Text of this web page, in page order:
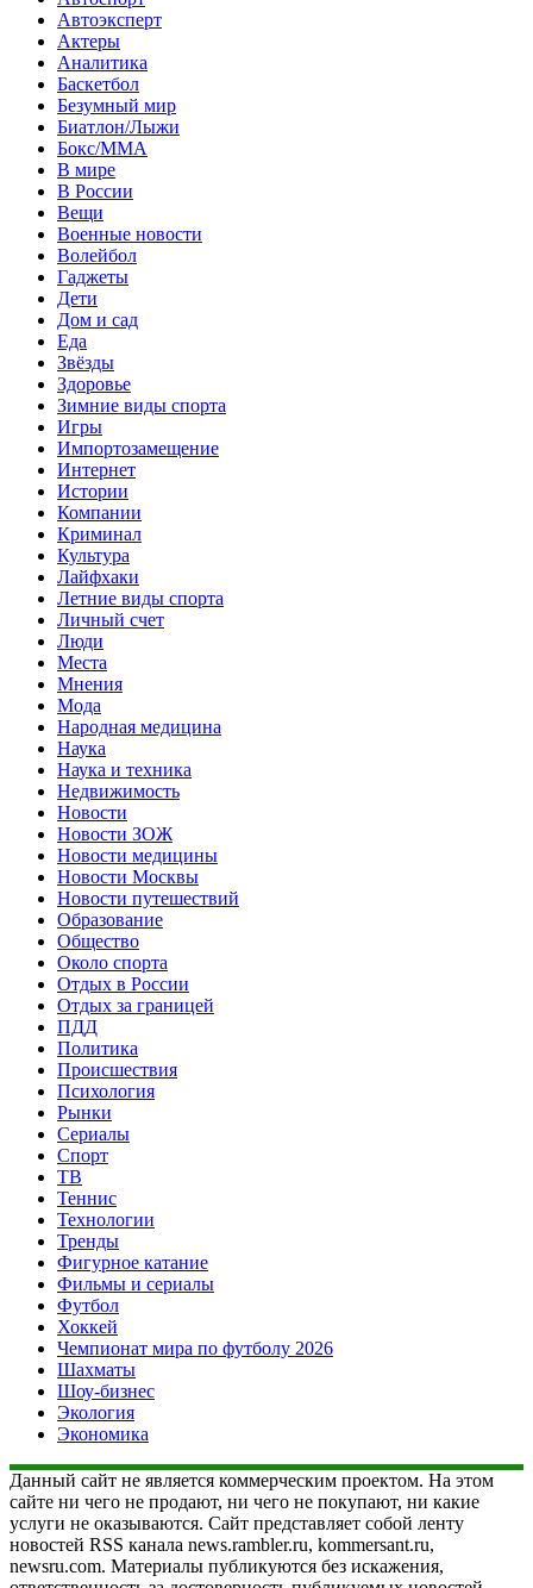
Автоэксперт
Актеры
Аналитика
Баскетбол
Безумный мир
Биатлон/Лыжи
Бокс/MMA
В мире
В России
Вещи
Военные новости
Волейбол
Гаджеты
Дети
Дом и сад
Еда
Звёзды
Здоровье
Зимние виды спорта
Игры
Импортозамещение
Интернет
Истории
Компании
Криминал
Культура
Лайфхаки
Летние виды спорта
Личный счет
Люди
Места
Мнения
Мода
Народная медицина
Наука
Наука и техника
Недвижимость
Новости
Новости ЗОЖ
Новости медицины
Новости Москвы
Новости путешествий
Образование
Общество
Около спорта
Отдых в России
Отдых за границей
ПДД
Политика
Происшествия
Психология
Рынки
Сериалы
Спорт
ТВ
Теннис
Технологии
Тренды
Фигурное катание
Фильмы и сериалы
Футбол
Хоккей
Чемпионат мира по футболу 2026
Шахматы
Шоу-бизнес
Экология
Экономика
Данный сайт не является коммерческим проектом. На этом
сайте ни чего не продают, ни чего не покупают, ни какие
услуги не оказываются. Сайт представляет собой ленту
новостей RSS канала news.rambler.ru, kommersant.ru,
newsru.com. Материалы публикуются без искажения,